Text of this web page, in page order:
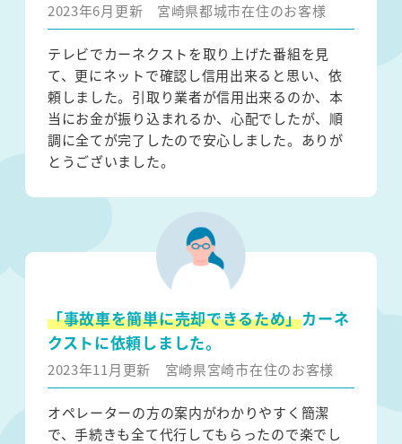
2023年6月更新 宮崎県都城市在住のお客様
テレビでカーネクストを取り上げた番組を見
て、更にネットで確認し信用出来ると思い、依
頼しました。引取り業者が信用出来るのか、本
当にお金が振り込まれるか、心配でしたが、順
調に全てが完了したので安心しました。ありが
とうございました。
「事故車を簡単に売却できるため」カーネ
クストに依頼しました。
2023年11月更新 宮崎県宮崎市在住のお客様
オペレーターの方の案内がわかりやすく簡潔
で、手続きも全て代行してもらったので楽でし